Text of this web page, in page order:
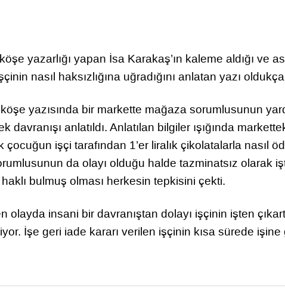
yazarlığı yapan İsa Karakaş’ın kaleme aldığı ve
nasıl haksızlığına uğradığını anlatan yazı oldukça
yazısında bir markette mağaza sorumlusunun
anlatıldı. Anlatılan bilgiler ışığında
çocuğun işçi tarafından 1’er liralık çikolatalarla nasıl
da olayı olduğu halde tazminatsız olarak
bulmuş olması herkesin tepkisini çekti.
olayda insani bir davranıştan dolayı işçinin işten
İşe geri iade kararı verilen işçinin kısa sürede işine